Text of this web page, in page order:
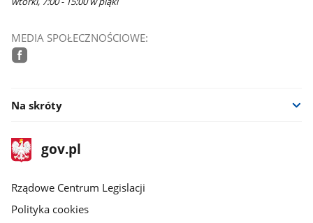
MEDIA SPOŁECZNOŚCIOWE:
Na skróty
stopka
gov.plStrona
gov.pl
Rządowe Centrum Legislacji
Polityka cookies